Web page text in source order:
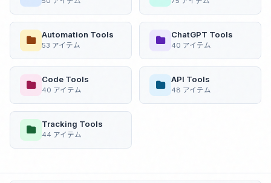
Automation Tools
53 アイテム
ChatGPT Tools
40 アイテム
Code Tools
40 アイテム
API Tools
48 アイテム
Tracking Tools
44 アイテム